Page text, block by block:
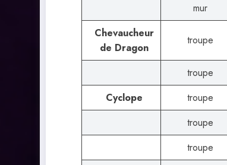
mur
Chevaucheur
de Dragon
troupe
troupe
Cyclope
troupe
troupe
troupe